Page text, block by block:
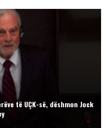
të UÇK-së, dëshmon Jock